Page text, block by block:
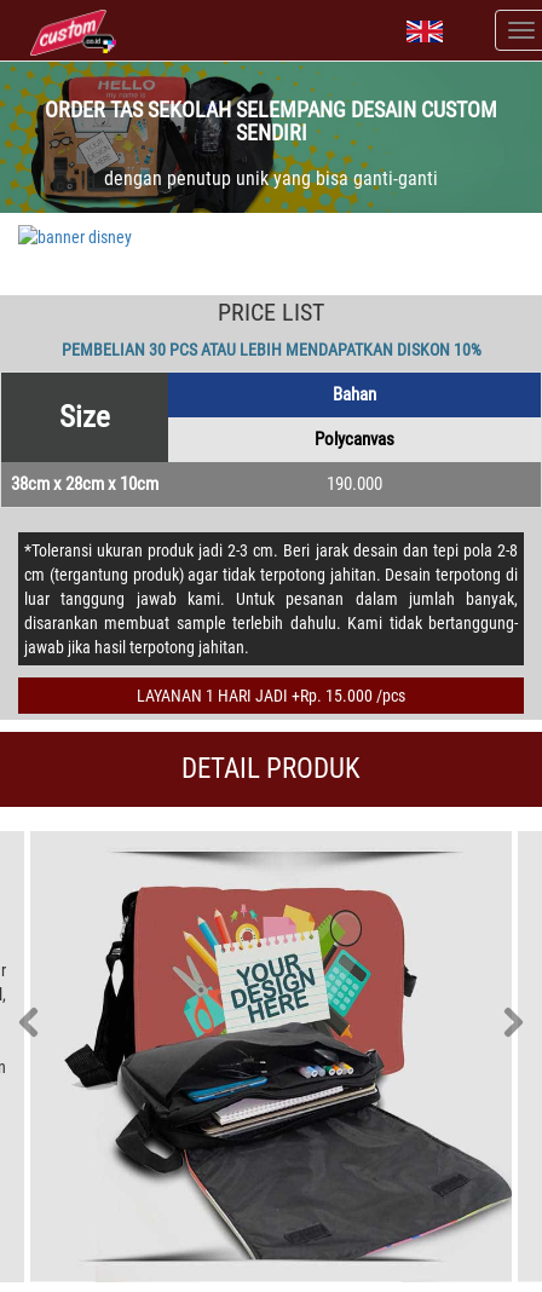
ORDER TAS SEKOLAH SELEMPANG DESAIN CUSTOM
SENDIRI
dengan penutup unik yang bisa ganti-ganti
PRICE LIST
PEMBELIAN 30 PCS ATAU LEBIH MENDAPATKAN DISKON 10%
Size
Bahan
Polycanvas
38cm x 28cm x 10cm 190.000
*Toleransi ukuran produk jadi 2-3 cm. Beri jarak desain dan tepi pola 2-8
cm (tergantung produk) agar tidak terpotong jahitan. Desain terpotong di
luar tanggung jawab kami. Untuk pesanan dalam jumlah banyak,
disarankan membuat sample terlebih dahulu. Kami tidak bertanggung-
jawab jika hasil terpotong jahitan.
LAYANAN 1 HARI JADI +Rp. 15.000 /pcs
DETAIL PRODUK